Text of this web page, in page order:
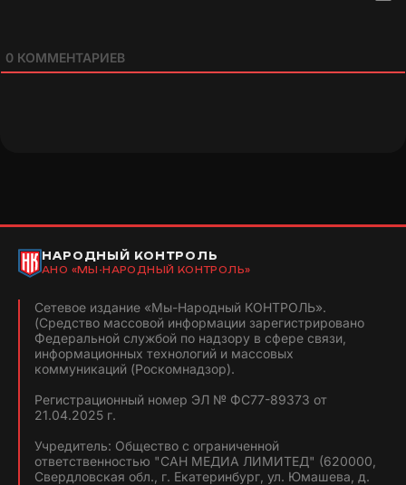
0 КОММЕНТАРИЕВ
НАРОДНЫЙ КОНТРОЛЬ
АНО «МЫ-НАРОДНЫЙ КОНТРОЛЬ»
Сетевое издание «Мы-Народный КОНТРОЛЬ».
(Средство массовой информации зарегистрировано
Федеральной службой по надзору в сфере связи,
информационных технологий и массовых
коммуникаций (Роскомнадзор).
Регистрационный номер ЭЛ № ФС77-89373 от
21.04.2025 г.
Учредитель: Общество с ограниченной
ответственностью "САН МЕДИА ЛИМИТЕД" (620000,
Свердловская обл., г. Екатеринбург, ул. Юмашева, д.